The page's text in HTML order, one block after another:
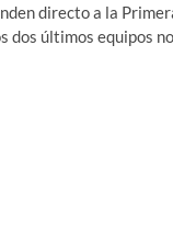
directo a la
dos últimos equipos